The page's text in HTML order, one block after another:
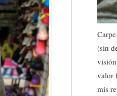
(sin
valor
mis